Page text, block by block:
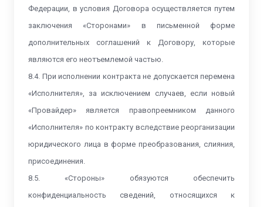
Федерации, в условия Договора осуществляется путем
заключения «Сторонами» в письменной форме
дополнительных соглашений к Договору, которые
являются его неотъемлемой частью.
8.4. При исполнении контракта не допускается перемена
«Исполнителя», за исключением случаев, если новый
«Провайдер» является правопреемником данного
«Исполнителя» по контракту вследствие реорганизации
юридического лица в форме преобразования, слияния,
присоединения.
8.5. «Стороны» обязуются обеспечить
конфиденциальность сведений, относящихся к